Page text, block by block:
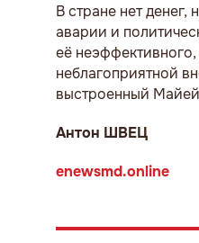
В стране нет
аварии и
её
неблагоприятной
выстроенный
Антон ШВЕЦ
enewsmd.online